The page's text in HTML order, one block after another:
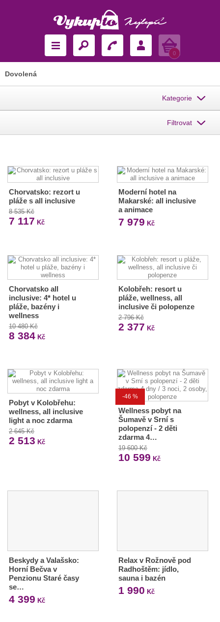
Košík
0
Dovolená
Kategorie
Filtrovat
Chorvatsko: rezort u
pláže s all inclusive
8 535 Kč
7 117 Kč
Moderní hotel na
Makarské: all inclusive
a animace
7 979 Kč
Chorvatsko all
inclusive: 4* hotel u
pláže, bazény i
wellness
10 480 Kč
8 384 Kč
Kolobřeh: resort u
pláže, wellness, all
inclusive či polopenze
2 796 Kč
2 377 Kč
Pobyt v Kolobřehu:
wellness, all inclusive
light a noc zdarma
2 645 Kč
2 513 Kč
-46 %
Wellness pobyt na
Šumavě v Srní s
polopenzí - 2 děti
zdarma 4…
19 600 Kč
10 599 Kč
Beskydy a Valašsko:
Horní Bečva v
Penzionu Staré časy
se…
4 399 Kč
Relax v Rožnově pod
Radhoštěm: jídlo,
sauna i bazén
1 990 Kč